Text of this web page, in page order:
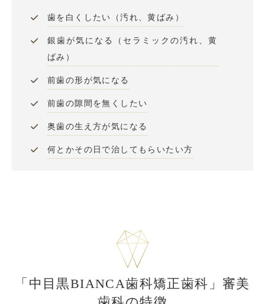
歯を白くしたい（汚れ、黄ばみ）
銀歯が気になる（セラミックの汚れ、黄
ばみ）
前歯の形が気になる
前歯の隙間を無くしたい
奥歯の生え方が気になる
何とかその日で治してもらいたい方
「中目黒BIANCA歯科矯正歯科」審美